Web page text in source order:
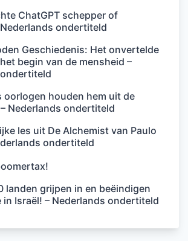
ChatGPT schepper of
ondertiteld
Geschiedenis: Het onvertelde
begin van de mensheid –
oorlogen houden hem uit de
Nederlands ondertiteld
les uit De Alchemist van Paulo
ondertiteld
landen grijpen in en beëindigen
in Israël! – Nederlands ondertiteld